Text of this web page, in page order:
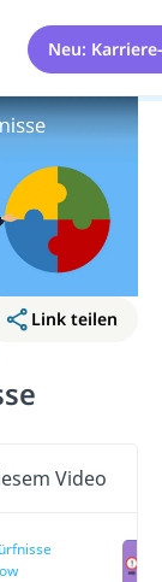
Neu:
Link teilen
Video